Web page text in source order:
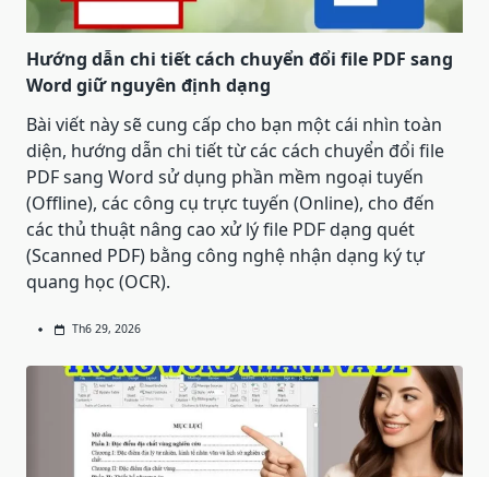
Hướng dẫn chi tiết cách chuyển đổi file PDF sang
Word giữ nguyên định dạng
Bài viết này sẽ cung cấp cho bạn một cái nhìn toàn
diện, hướng dẫn chi tiết từ các cách chuyển đổi file
PDF sang Word sử dụng phần mềm ngoại tuyến
(Offline), các công cụ trực tuyến (Online), cho đến
các thủ thuật nâng cao xử lý file PDF dạng quét
(Scanned PDF) bằng công nghệ nhận dạng ký tự
quang học (OCR).
Th6 29, 2026